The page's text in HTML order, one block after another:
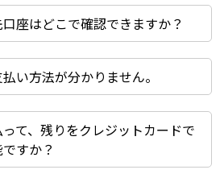
座はどこで確認できますか？
い方法が分かりません。
て、残りをクレジットカードで
すか？